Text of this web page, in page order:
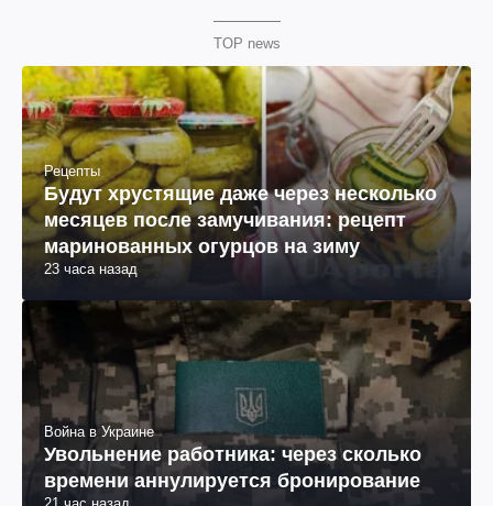
TOP news
Рецепты
Будут хрустящие даже через несколько
месяцев после замучивания: рецепт
маринованных огурцов на зиму
23 часа назад
Война в Украине
Увольнение работника: через сколько
времени аннулируется бронирование